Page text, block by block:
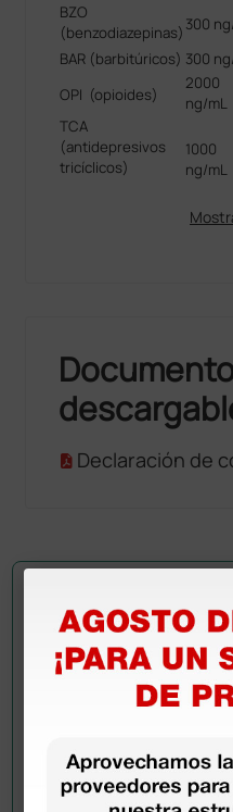
BZO
(benzodiazepinas) 300
BAR (barbitúricos) 300
OPI (opioides)
2000
ng/mL
TCA
(antidepresivos
tricíclicos)
1000
ng/mL
Declaración de
Pregúntale a un colega
¿Todavía tienes alguna